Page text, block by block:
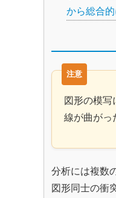
から総合的
図形の模写
線が曲がっ
分析には複数
図形同士の衝